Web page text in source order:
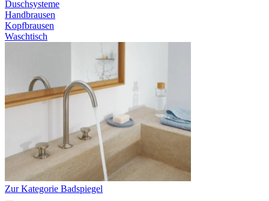
Duschsysteme
Handbrausen
Kopfbrausen
Waschtisch
Zur Kategorie Badspiegel